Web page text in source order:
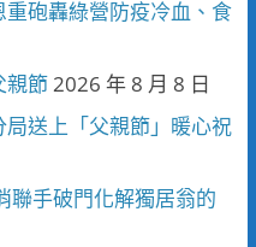
砲轟綠營防疫冷血、食
節2026 年 8 月 8 日
送上「父親節」暖心祝
聯手破門化解獨居翁的